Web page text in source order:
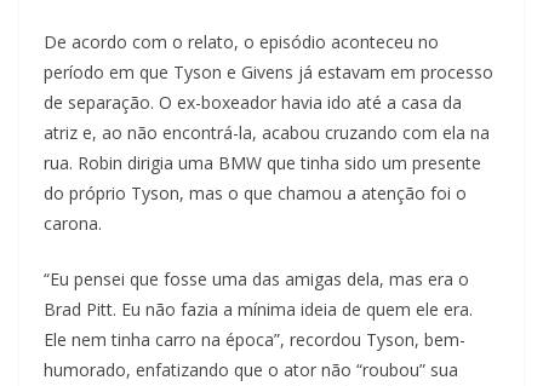
De acordo com o relato, o episódio aconteceu no
período em que Tyson e Givens já estavam em processo
de separação. O ex-boxeador havia ido até a casa da
atriz e, ao não encontrá-la, acabou cruzando com ela na
rua. Robin dirigia uma BMW que tinha sido um presente
do próprio Tyson, mas o que chamou a atenção foi o
carona.
“Eu pensei que fosse uma das amigas dela, mas era o
Brad Pitt. Eu não fazia a mínima ideia de quem ele era.
Ele nem tinha carro na época”, recordou Tyson, bem-
humorado, enfatizando que o ator não “roubou” sua